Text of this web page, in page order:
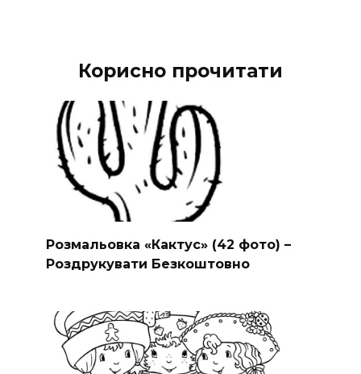
Корисно прочитати
Розмальовка «Кактус» (42 фото) –
Роздрукувати Безкоштовно